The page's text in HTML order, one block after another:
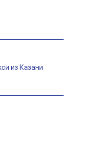
из Казани